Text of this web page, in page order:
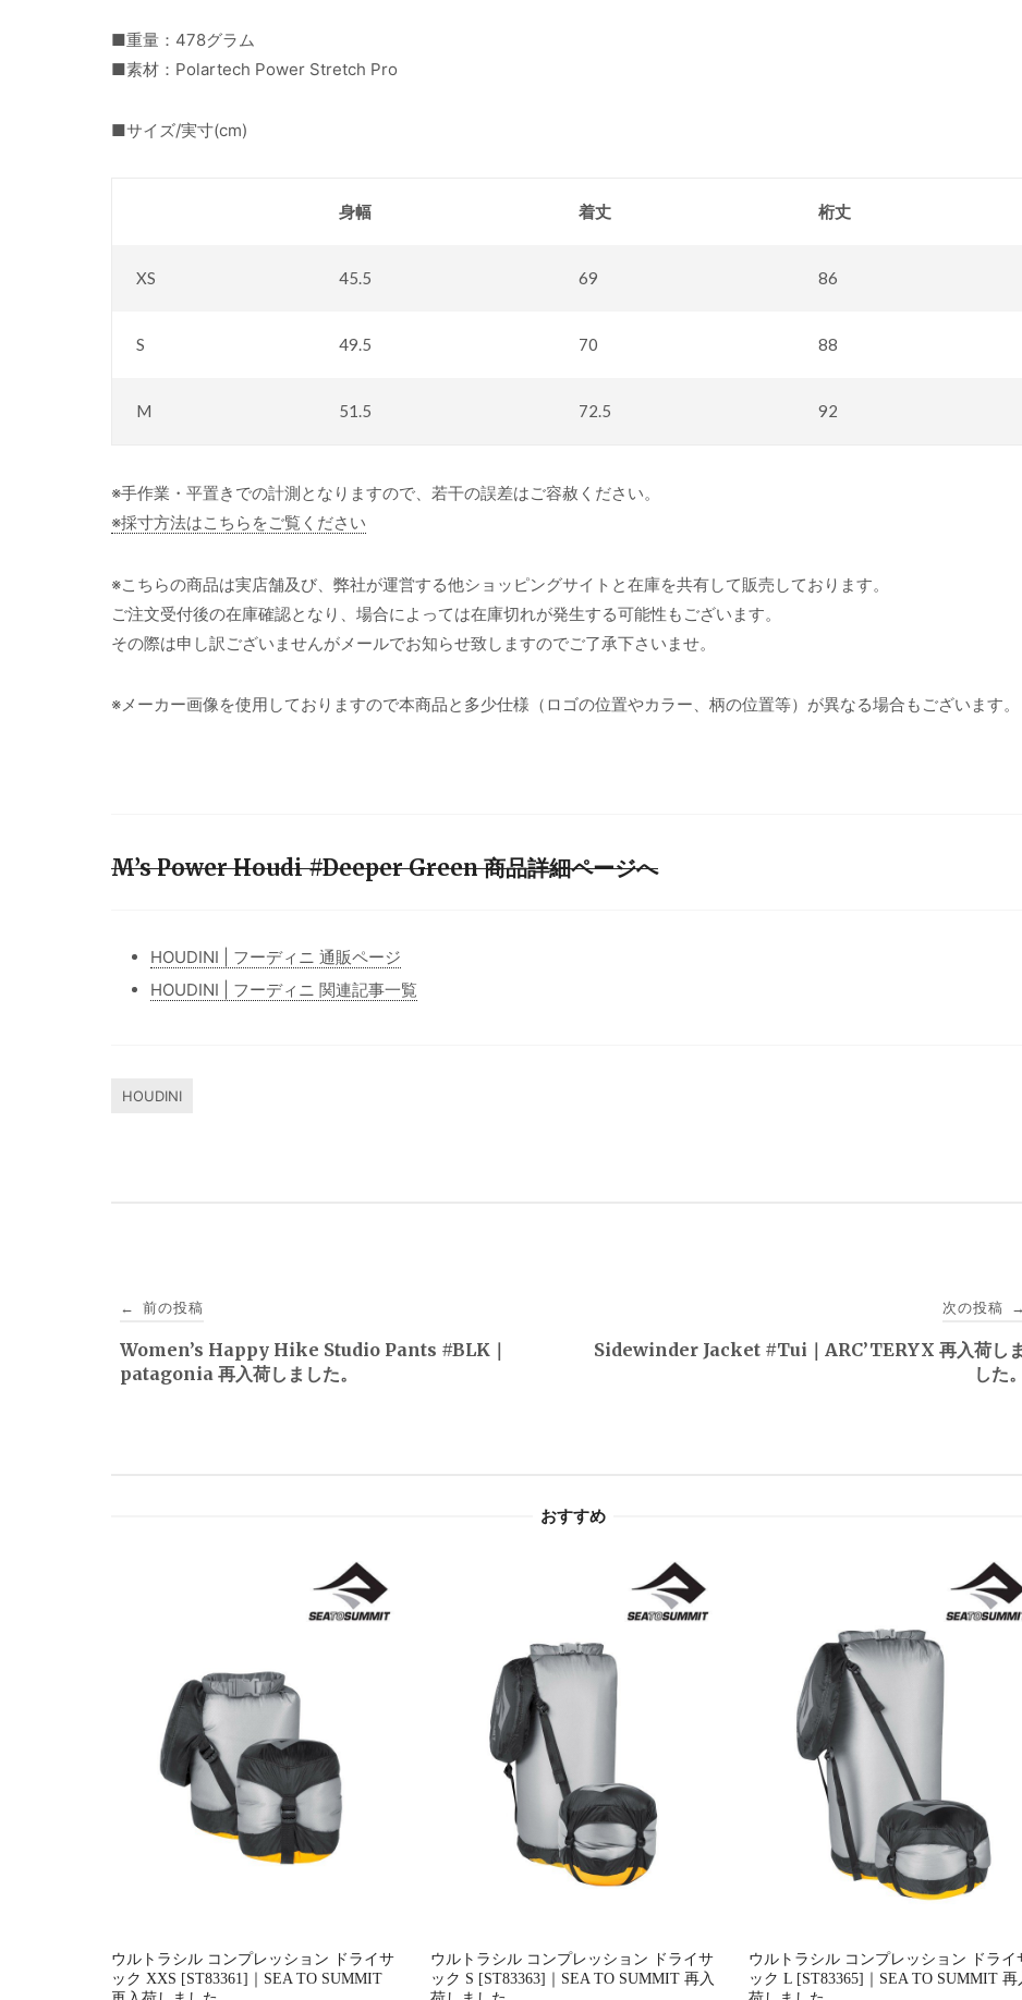
■重量：478グラム
■素材：Polartech Power Stretch Pro
■サイズ/実寸(cm)
身幅 着丈 桁丈
XS 45.5 69 86
S 49.5 70 88
M 51.5 72.5 92
※手作業・平置きでの計測となりますので、若干の誤差はご容赦ください。
※採寸方法はこちらをご覧ください
※こちらの商品は実店舗及び、弊社が運営する他ショッピングサイトと在庫を共有して販売しております。
ご注文受付後の在庫確認となり、場合によっては在庫切れが発生する可能性もございます。
その際は申し訳ございませんがメールでお知らせ致しますのでご了承下さいませ。
※メーカー画像を使用しておりますので本商品と多少仕様（ロゴの位置やカラー、柄の位置等）が異なる場合もございます。
M’s Power Houdi #Deeper Green 商品詳細ページへ
HOUDINI | フーディニ 通販ページ
HOUDINI | フーディニ 関連記事一覧
HOUDINI
稿
ナ
← 前の投稿
Women’s Happy Hike Studio Pants #BLK｜
patagonia 再入荷しました。
次の投稿 →
Sidewinder Jacket #Tui｜ARC’TERYX 再入荷しま
した。
おすすめ
ウルトラシル コンプレッション ドライサ
ック XXS [ST83361]｜SEA TO SUMMIT
ウルトラシル コンプレッション ドライサ
ック S [ST83363]｜SEA TO SUMMIT 再入
ウルトラシル コンプレッション ドライ
ック L [ST83365]｜SEA TO SUMMIT 再